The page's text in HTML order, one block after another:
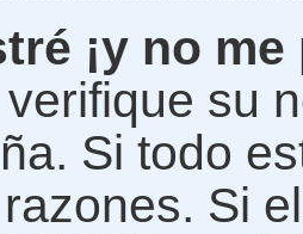
¡y no
su
Si todo
Si